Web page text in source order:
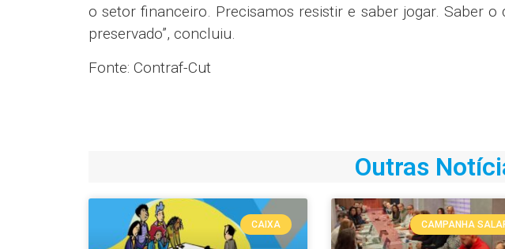
o setor financeiro. Precisamos resistir e saber jogar. Saber
preservado”, concluiu.
Fonte: Contraf-Cut
Outras
CAIXA CAMPANHA